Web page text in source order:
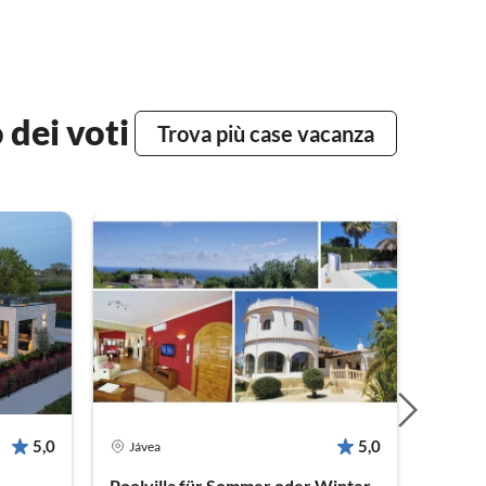
dei voti Trova più case vacanza
5,0 Jávea 5,0